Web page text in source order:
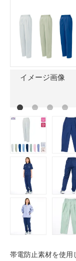
イメージ画像
帯電防止素材を使用